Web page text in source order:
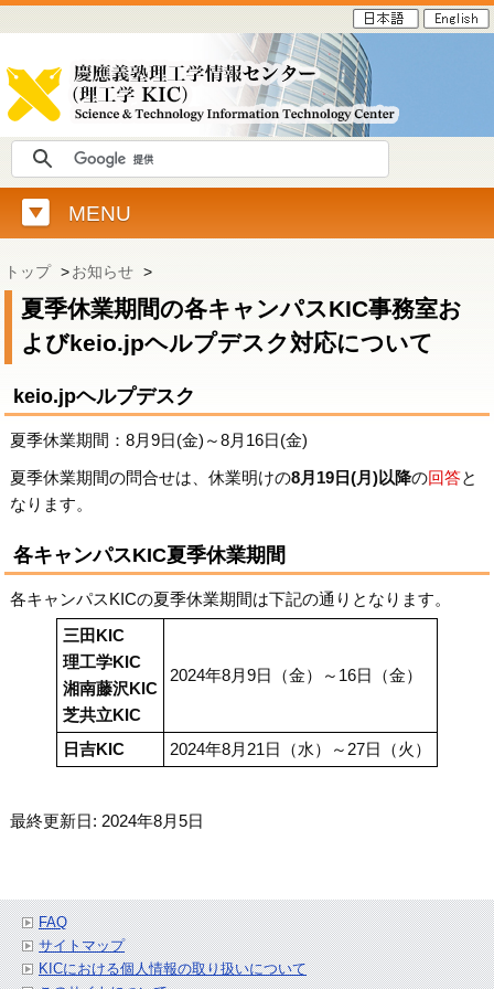
MENU
トップ >お知らせ >
夏季休業期間の各キャンパスKIC事務室お
よびkeio.jpヘルプデスク対応について
keio.jpヘルプデスク
夏季休業期間：8月9日(金)～8月16日(金)
夏季休業期間の問合せは、休業明けの8月19日(月)以降の回答と
なります。
各キャンパスKIC夏季休業期間
各キャンパスKICの夏季休業期間は下記の通りとなります。
三田KIC
理工学KIC
湘南藤沢KIC
芝共立KIC
2024年8月9日（金）～16日（金）
日吉KIC 2024年8月21日（水）～27日（火）
最終更新日: 2024年8月5日
FAQ
サイトマップ
KICにおける個人情報の取り扱いについて